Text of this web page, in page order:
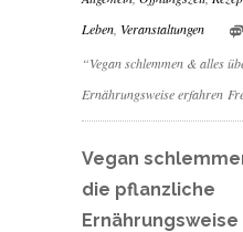
Leben, Veranstaltungen
“Vegan schlemmen & alles
Ernährungsweise erfahren
Vegan
die pflanzliche